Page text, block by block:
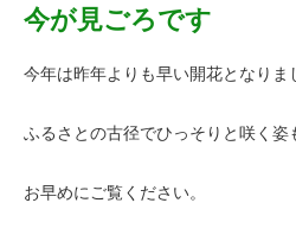
今が見ごろです
今年は昨年よりも早い開花となりま
ふるさとの古径でひっそりと咲く姿
お早めにご覧ください。